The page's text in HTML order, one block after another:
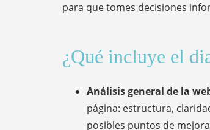
para que tomes decisiones
¿Qué incluye el
Análisis general de la
página: estructura,
posibles puntos de